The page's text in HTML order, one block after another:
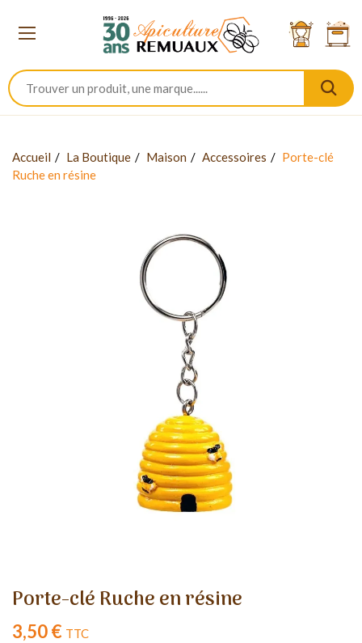
Accueil La Boutique Maison Accessoires
Porte-clé
Ruche en résine
Porte-clé Ruche en résine
3,50 € TTC